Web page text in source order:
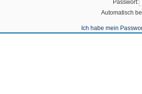
Passwort:
Automatisch
Ich habe mein